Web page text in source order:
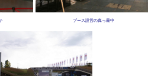
ブース設営の真っ最中